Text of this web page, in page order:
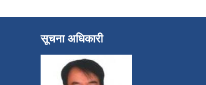
सूचना अधिकारी